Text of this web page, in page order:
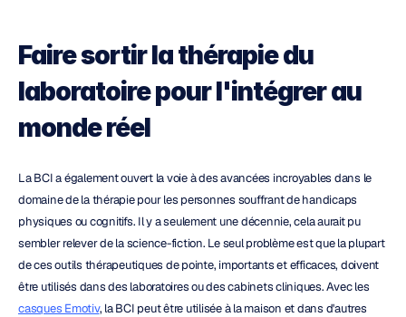
Faire sortir la thérapie du
laboratoire pour l'intégrer au
monde réel
La BCI a également ouvert la voie à des avancées incroyables dans le
domaine de la thérapie pour les personnes souffrant de handicaps
physiques ou cognitifs. Il y a seulement une décennie, cela aurait pu
sembler relever de la science-fiction. Le seul problème est que la plupart
de ces outils thérapeutiques de pointe, importants et efficaces, doivent
casques Emotiv, la BCI peut être utilisée à la maison et dans d'autres